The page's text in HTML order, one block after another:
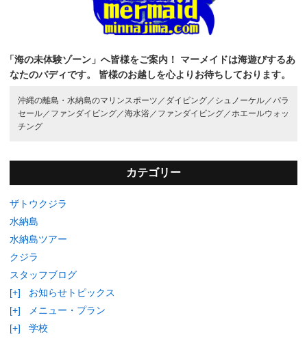
「海の未体験ゾーン」へ皆様をご案内！
マーメイドは海遊びするあ
なたのバディです。
皆様のお越しを心よりお待ちしております。
沖縄の離島・水納島のマリンスポーツ／ ダイビング／ シュノーケル／パラ
セール／ ファンダイビング／海水浴／ ファンダイビング／ホエールウォッ
チング
カテゴリー
ザトウクジラ
水納島
水納島ツアー
クジラ
スタッフブログ
[+]
お知らせトピックス
[+]
メニュー・プラン
[+]
学校